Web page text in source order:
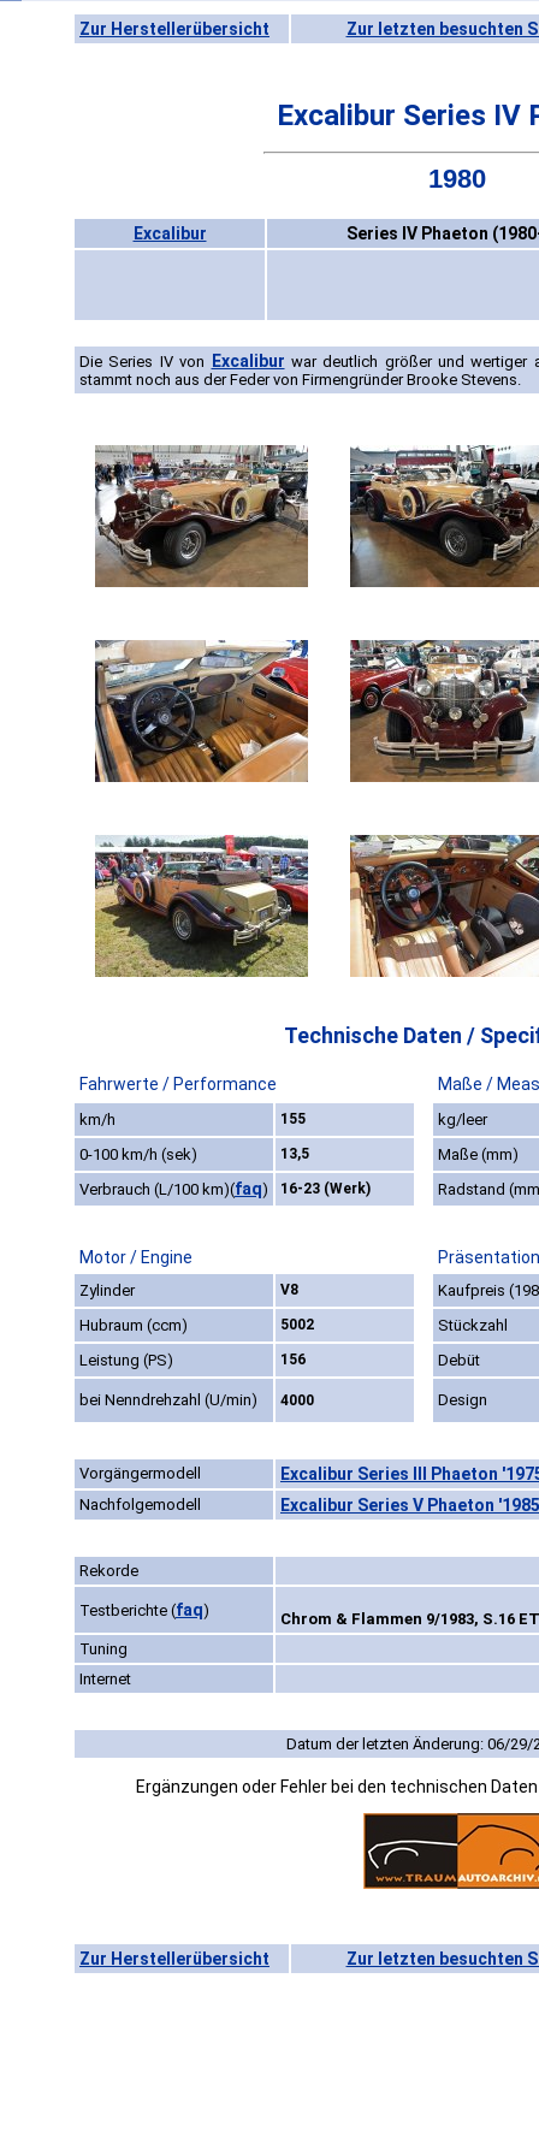
Zur Herstellerübersicht Zur letzten besuchten
Excalibur Series IV
1980
Excalibur Series IV Phaeton
Die Series IV von Excalibur war deutlich größer und wertiger
stammt noch aus der Feder von Firmengründer Brooke Stevens.
Technische Daten /
Fahrwerte / Performance Maße /
km/h 155
kg/leer
0-100 km/h (sek)
13,5
Maße (mm)
Verbrauch (L/100 km)(faq) 16-23 (Werk) Radstand
Motor / Engine
Zylinder V8
Kaufpreis
Hubraum (ccm)
5002
Stückzahl
Leistung (PS)
156 Debüt
bei Nenndrehzahl (U/min) 4000 Design
Vorgängermodell Excalibur Series III Phaeton
Nachfolgemodell Excalibur Series V Phaeton '1985
Rekorde
Testberichte (faq)
Chrom & Flammen 9/1983, S.16 ET
Tuning
Internet
Datum der letzten Änderung: 06/29/
Ergänzungen oder Fehler bei den technischen
Zur Herstellerübersicht Zur letzten besuchten